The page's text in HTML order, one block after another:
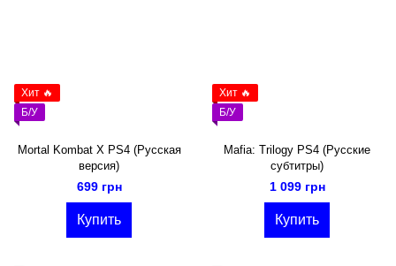
Хит 🔥
Б/У
Mortal Kombat X PS4 (Русская
версия)
699 грн
Купить
Хит 🔥
Б/У
Mafia: Trilogy PS4 (Русские
субтитры)
1 099 грн
Купить